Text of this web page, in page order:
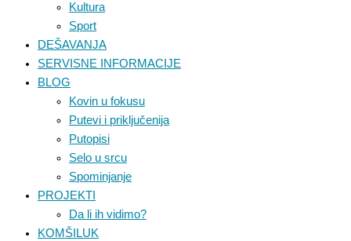
Kultura
Sport
DEŠAVANJA
SERVISNE INFORMACIJE
BLOG
Kovin u fokusu
Putevi i priključenija
Putopisi
Selo u srcu
Spominjanje
PROJEKTI
Da li ih vidimo?
KOMŠILUK